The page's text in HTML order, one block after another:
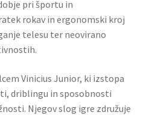
pri športu in
rokav in ergonomski kroj
telesu ter neovirano
Vinicius Junior, ki izstopa
driblingu in sposobnosti
Njegov slog igre združuje